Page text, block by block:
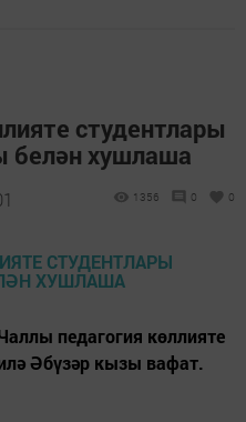
студентлары
белән хушлаша
1356 0 0
педагогия көллияте
Әбүзәр кызы вафат.